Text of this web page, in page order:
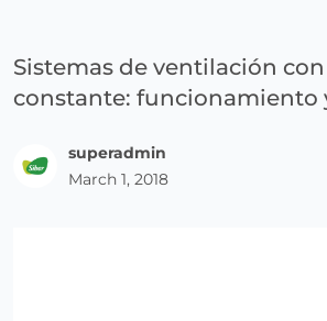
Sistemas de ventilación
constante: funcionamiento
superadmin
March 1, 2018